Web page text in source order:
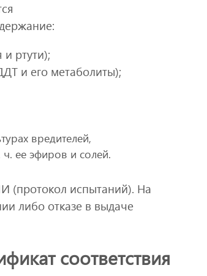
ртути);
и его метаболиты);
вредителей,
ч. ее эфиров и солей.
(протокол испытаний). На
либо отказе в выдаче
соответствия